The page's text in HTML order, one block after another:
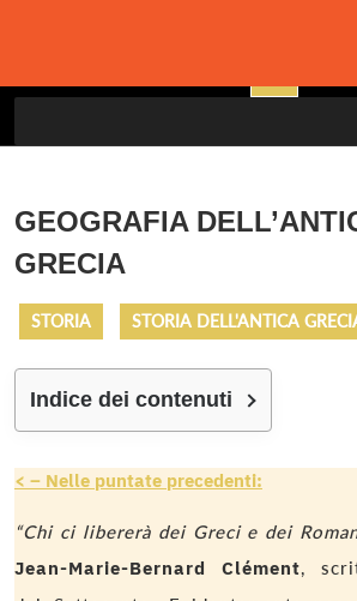
GEOGRAFIA
GRECIA
STORIA STORIA DELL'ANTICA
Indice dei contenuti
< – Nelle puntate precedenti:
“Chi ci libererà dei Greci e dei
Jean-Marie-Bernard Clément,